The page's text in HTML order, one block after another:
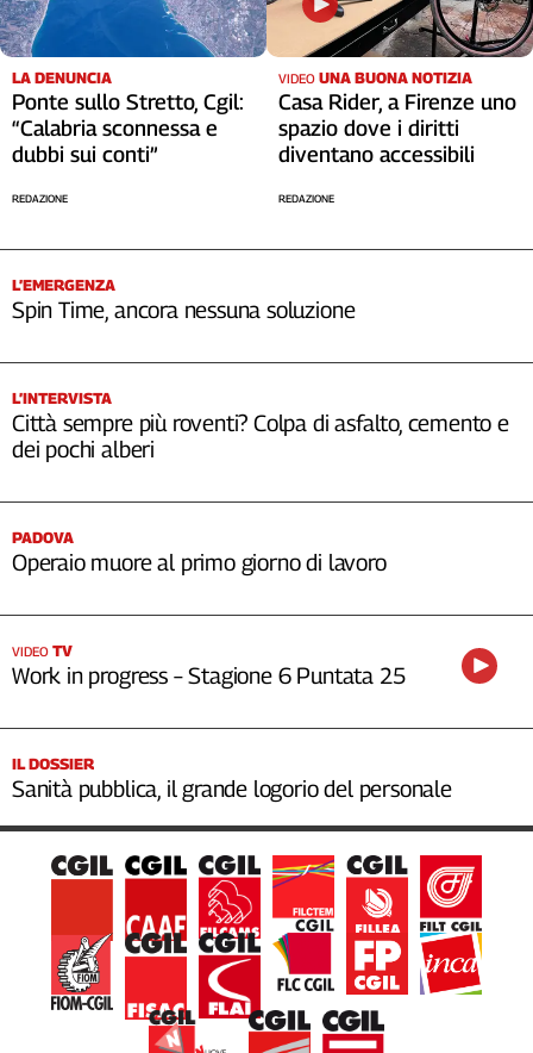
LA DENUNCIA
Ponte sullo Stretto, Cgil:
“Calabria sconnessa e
dubbi sui conti”
REDAZIONE
VIDEO UNA BUONA NOTIZIA
Casa Rider, a Firenze uno
spazio dove i diritti
diventano accessibili
REDAZIONE
L’EMERGENZA
Spin Time, ancora nessuna soluzione
L’INTERVISTA
Città sempre più roventi? Colpa di asfalto, cemento e
dei pochi alberi
PADOVA
Operaio muore al primo giorno di lavoro
VIDEO TV
Work in progress – Stagione 6 Puntata 25
IL DOSSIER
Sanità pubblica, il grande logorio del personale